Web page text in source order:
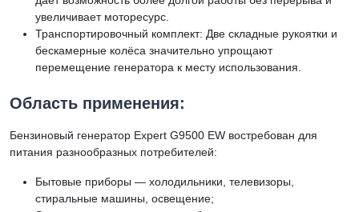
увеличивает моторесурс.
Транспортировочный комплект: Две складные рукоятки и
бескамерные колёса значительно упрощают
перемещение генератора к месту использования.
Область применения:
Бензиновый генератор Expert G9500 EW востребован для
питания разнообразных потребителей:
Бытовые приборы — холодильники, телевизоры,
стиральные машины, освещение;